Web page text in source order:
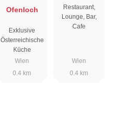
Ofenloch
Exklusive
Österreichische
Küche
Wien
0.4 km
Restaurant,
Lounge, Bar,
Cafe
Wien
0.4 km